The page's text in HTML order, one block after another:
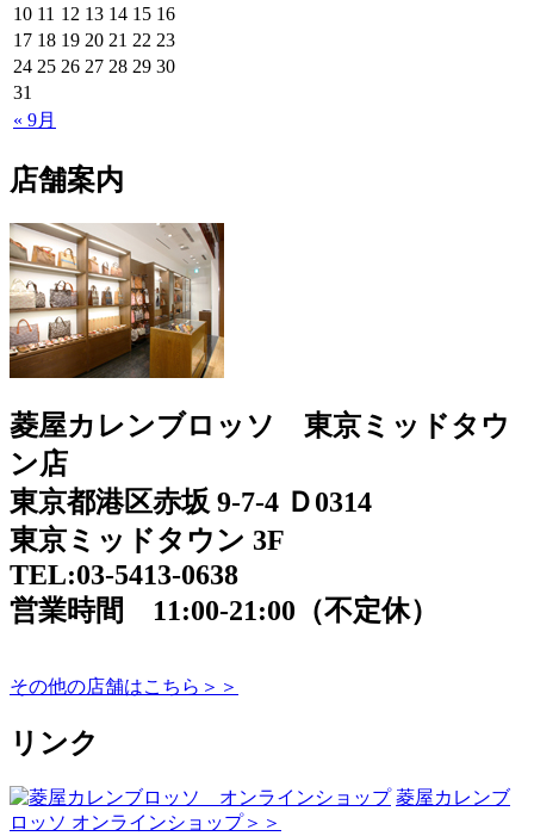
« 9月
10 11 12 13 14 15 16
17 18 19 20 21 22 23
24 25 26 27 28 29 30
31
店舗案内
菱屋カレンブロッソ 東京ミッドタウ
ン店
東京都港区赤坂 9-7-4 Ｄ0314
東京ミッドタウン 3F
TEL:03-5413-0638
営業時間 11:00-21:00（不定休）
その他の店舗はこちら＞＞
リンク
菱屋カレンブ
ロッソ オンラインショップ＞＞